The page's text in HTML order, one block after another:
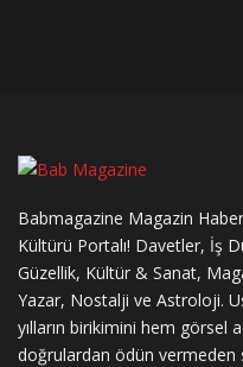
Babmagazine Magazin
Kültürü Portalı! Davetler, İş
Güzellik, Kültür & Sanat,
Yazar, Nostalji ve Astroloji.
yılların birikimini hem görsel
doğrulardan ödün vermeden